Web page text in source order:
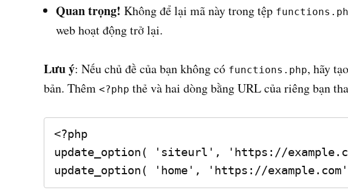
Quan trọng! Không để lại mã này trong tệp
web hoạt động trở lại.
Lưu ý: Nếu chủ đề của bạn không có functions.php, hãy
bản. Thêm <?php thẻ và hai dòng bằng URL của riêng bạn
<?php
update_option( 'siteurl', 'https://
update_option( 'home', 'https://